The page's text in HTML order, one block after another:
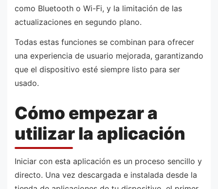
como Bluetooth o Wi-Fi, y la limitación de las
actualizaciones en segundo plano.
Todas estas funciones se combinan para ofrecer
una experiencia de usuario mejorada, garantizando
que el dispositivo esté siempre listo para ser
usado.
Cómo empezar a
utilizar la aplicación
Iniciar con esta aplicación es un proceso sencillo y
directo. Una vez descargada e instalada desde la